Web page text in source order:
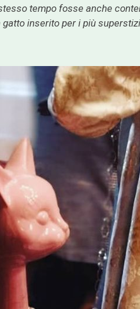
tempo fosse anche
gatto inserito per i più